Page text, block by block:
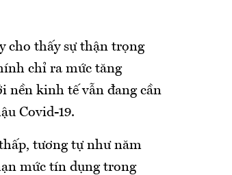
cho thấy sự thận trọng
chỉ ra mức tăng
nền kinh tế vẫn đang cần
Covid-19.
tương tự như năm
mức tín dụng trong